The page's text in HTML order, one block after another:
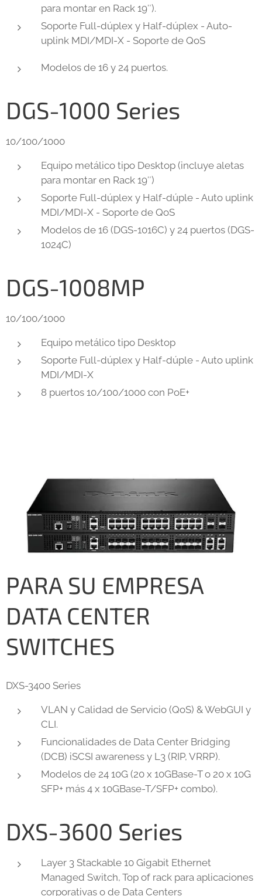
para montar en Rack 19″).
Soporte Full-dúplex y Half-dúplex - Auto-
uplink MDI/MDI-X - Soporte de QoS
Modelos de 16 y 24 puertos.
DGS-1000 Series
10/100/1000
Equipo metálico tipo Desktop (incluye aletas
para montar en Rack 19″)
Soporte Full-dúplex y Half-dúple - Auto uplink
MDI/MDI-X - Soporte de QoS
Modelos de 16 (DGS-1016C) y 24 puertos (DGS-
1024C)
DGS-1008MP
10/100/1000
Equipo metálico tipo Desktop
Soporte Full-dúplex y Half-dúple - Auto uplink
MDI/MDI-X
8 puertos 10/100/1000 con PoE+
PARA SU EMPRESA
DATA CENTER
SWITCHES
DXS-3400 Series
VLAN y Calidad de Servicio (QoS) & WebGUI y
CLI.
Funcionalidades de Data Center Bridging
(DCB) iSCSI awareness y L3 (RIP, VRRP).
Modelos de 24 10G (20 x 10GBase-T o 20 x 10G
SFP+ más 4 x 10GBase-T/SFP+ combo).
DXS-3600 Series
Layer 3 Stackable 10 Gigabit Ethernet
Managed Switch, Top of rack para aplicaciones
corporativas o de Data Centers